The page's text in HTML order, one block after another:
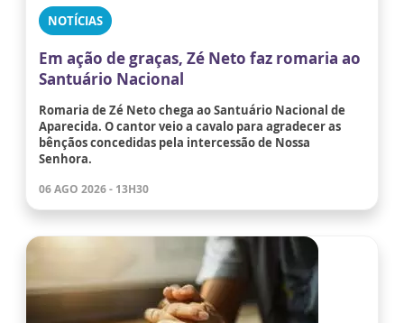
NOTÍCIAS
Em ação de graças, Zé Neto faz romaria ao
Santuário Nacional
Romaria de Zé Neto chega ao Santuário Nacional de
Aparecida. O cantor veio a cavalo para agradecer as
bênçãos concedidas pela intercessão de Nossa
Senhora.
06 AGO 2026 - 13H30